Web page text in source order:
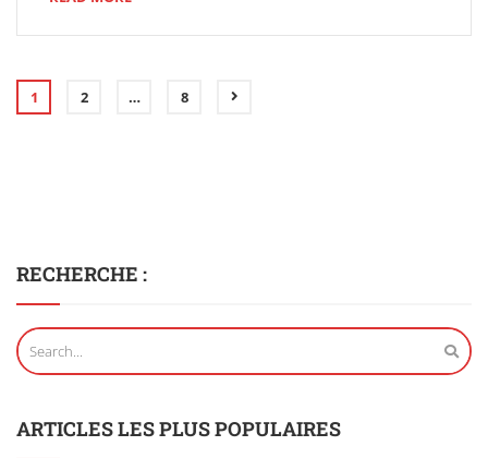
1 2 … 8
RECHERCHE :
ARTICLES LES PLUS POPULAIRES